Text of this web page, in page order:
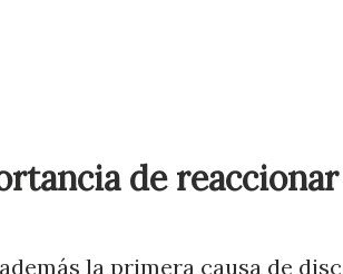
de
la primera causa de